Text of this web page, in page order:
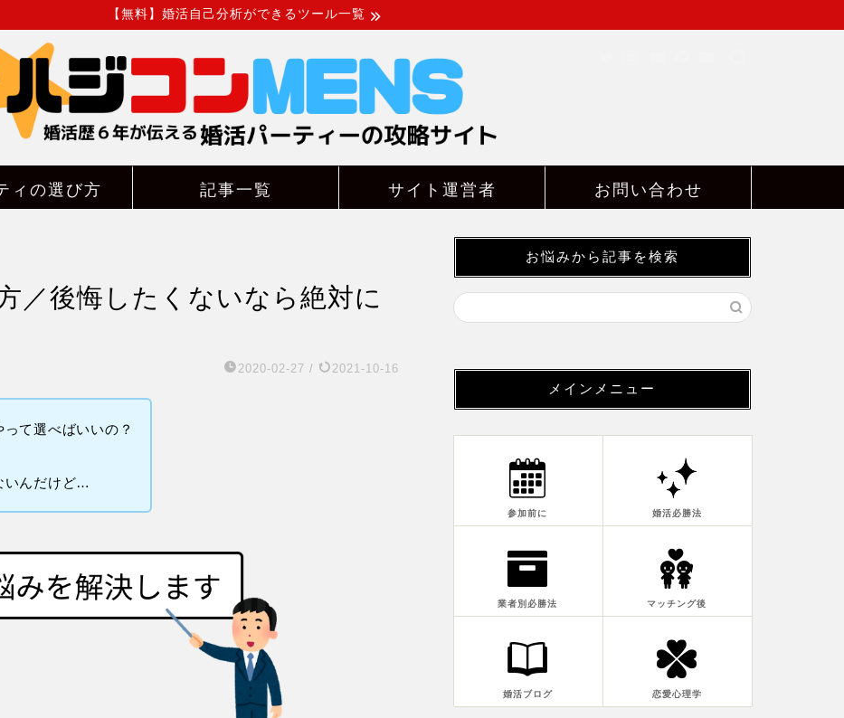
【無料】婚活自己分析ができるツール一覧
ィの選び方 記事一覧 サイト運営者 お問い合わせ
／後悔したくないなら絶対に
2020-02-27 / 2021-10-16
て選べばいいの？
いんだけど…
お悩みから記事を検索
メインメニュー
参加前に 婚活必勝法
業者別必勝法 マッチング後
婚活ブログ 恋愛心理学